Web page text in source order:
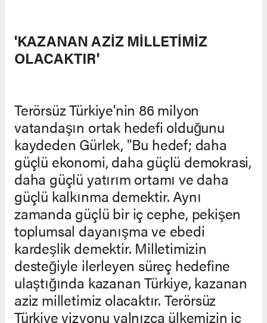
'KAZANAN AZİZ MİLLETİMİZ
OLACAKTIR'
Terörsüz Türkiye'nin 86 milyon
vatandaşın ortak hedefi olduğunu
kaydeden Gürlek, "Bu hedef; daha
güçlü ekonomi, daha güçlü demokrasi,
daha güçlü yatırım ortamı ve daha
güçlü kalkınma demektir. Aynı
zamanda güçlü bir iç cephe, pekişen
toplumsal dayanışma ve ebedi
kardeşlik demektir. Milletimizin
desteğiyle ilerleyen süreç hedefine
ulaştığında kazanan Türkiye, kazanan
aziz milletimiz olacaktır. Terörsüz
Türkiye vizyonu yalnızca ülkemizin iç